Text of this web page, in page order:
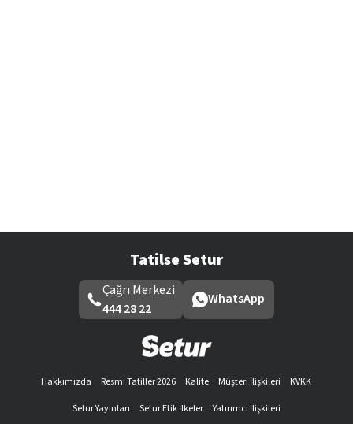
Tatilse Setur
Çağrı Merkezi
444 28 22
WhatsApp
Hakkımızda Resmi Tatiller 2026 Kalite Müşteri İlişkileri
KVKK
Setur Yayınları
Setur Etik İlkeler
Yatırımcı İlişkileri